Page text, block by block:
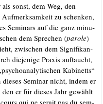
sonst, dem Weg, den
zu schen­ken,
Semi­nars auf die ganz minu­
dem Spre­chen (paro­le)
zwi­schen dem Signi­fi­kan­
die­je­ni­ge Pra­xis auf­taucht,
Kabi­netts“
Semi­nar nicht, indem er
er für die­ses Jahr gewählt
qui ne serait pas du sem­